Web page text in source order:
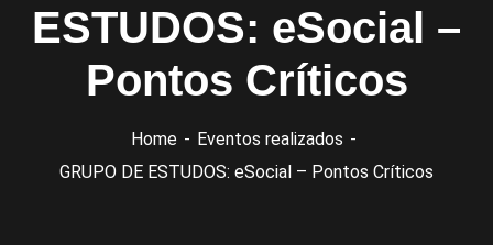
ESTUDOS: eSocial –
Pontos Críticos
Home
Eventos realizados
GRUPO DE ESTUDOS: eSocial – Pontos Críticos